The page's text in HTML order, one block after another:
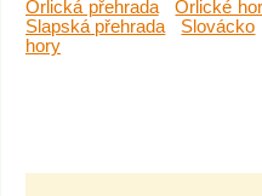
Orlická přehrada
Orlické
Slapská přehrada
Slovácko
hory